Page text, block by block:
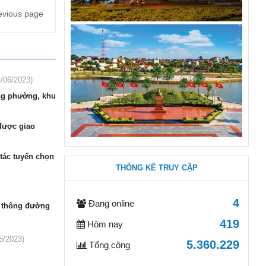
page
06/2023)
phường, khu
giao
tuyển chọn
thông đường
2023)
THỐNG KÊ TRUY CẬP
Đang online 4
Hôm nay 419
Tổng cộng 5.360.229